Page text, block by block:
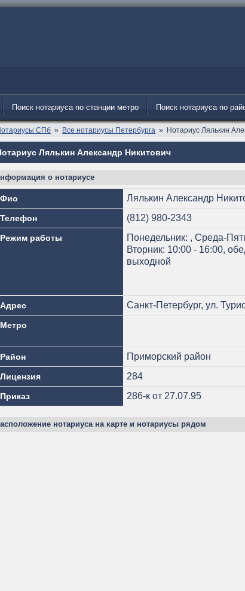
Поиск нотариуса по станции метро Поиск нотариуса по
СПб Все нотариусы Петербурга Нотариус Лялькин
Лялькин Александр Никитович
о нотариусе
Фио Лялькин Александр
Телефон (812) 980-2343
Режим работы
Понедельник: , Среда-
Вторник: 10:00 - 16:00,
выходной
Адрес Санкт-Петербург, ул.
Метро
Район Приморский район
Лицензия 284
Приказ 286-к от 27.07.95
нотариуса на карте и нотариусы рядом